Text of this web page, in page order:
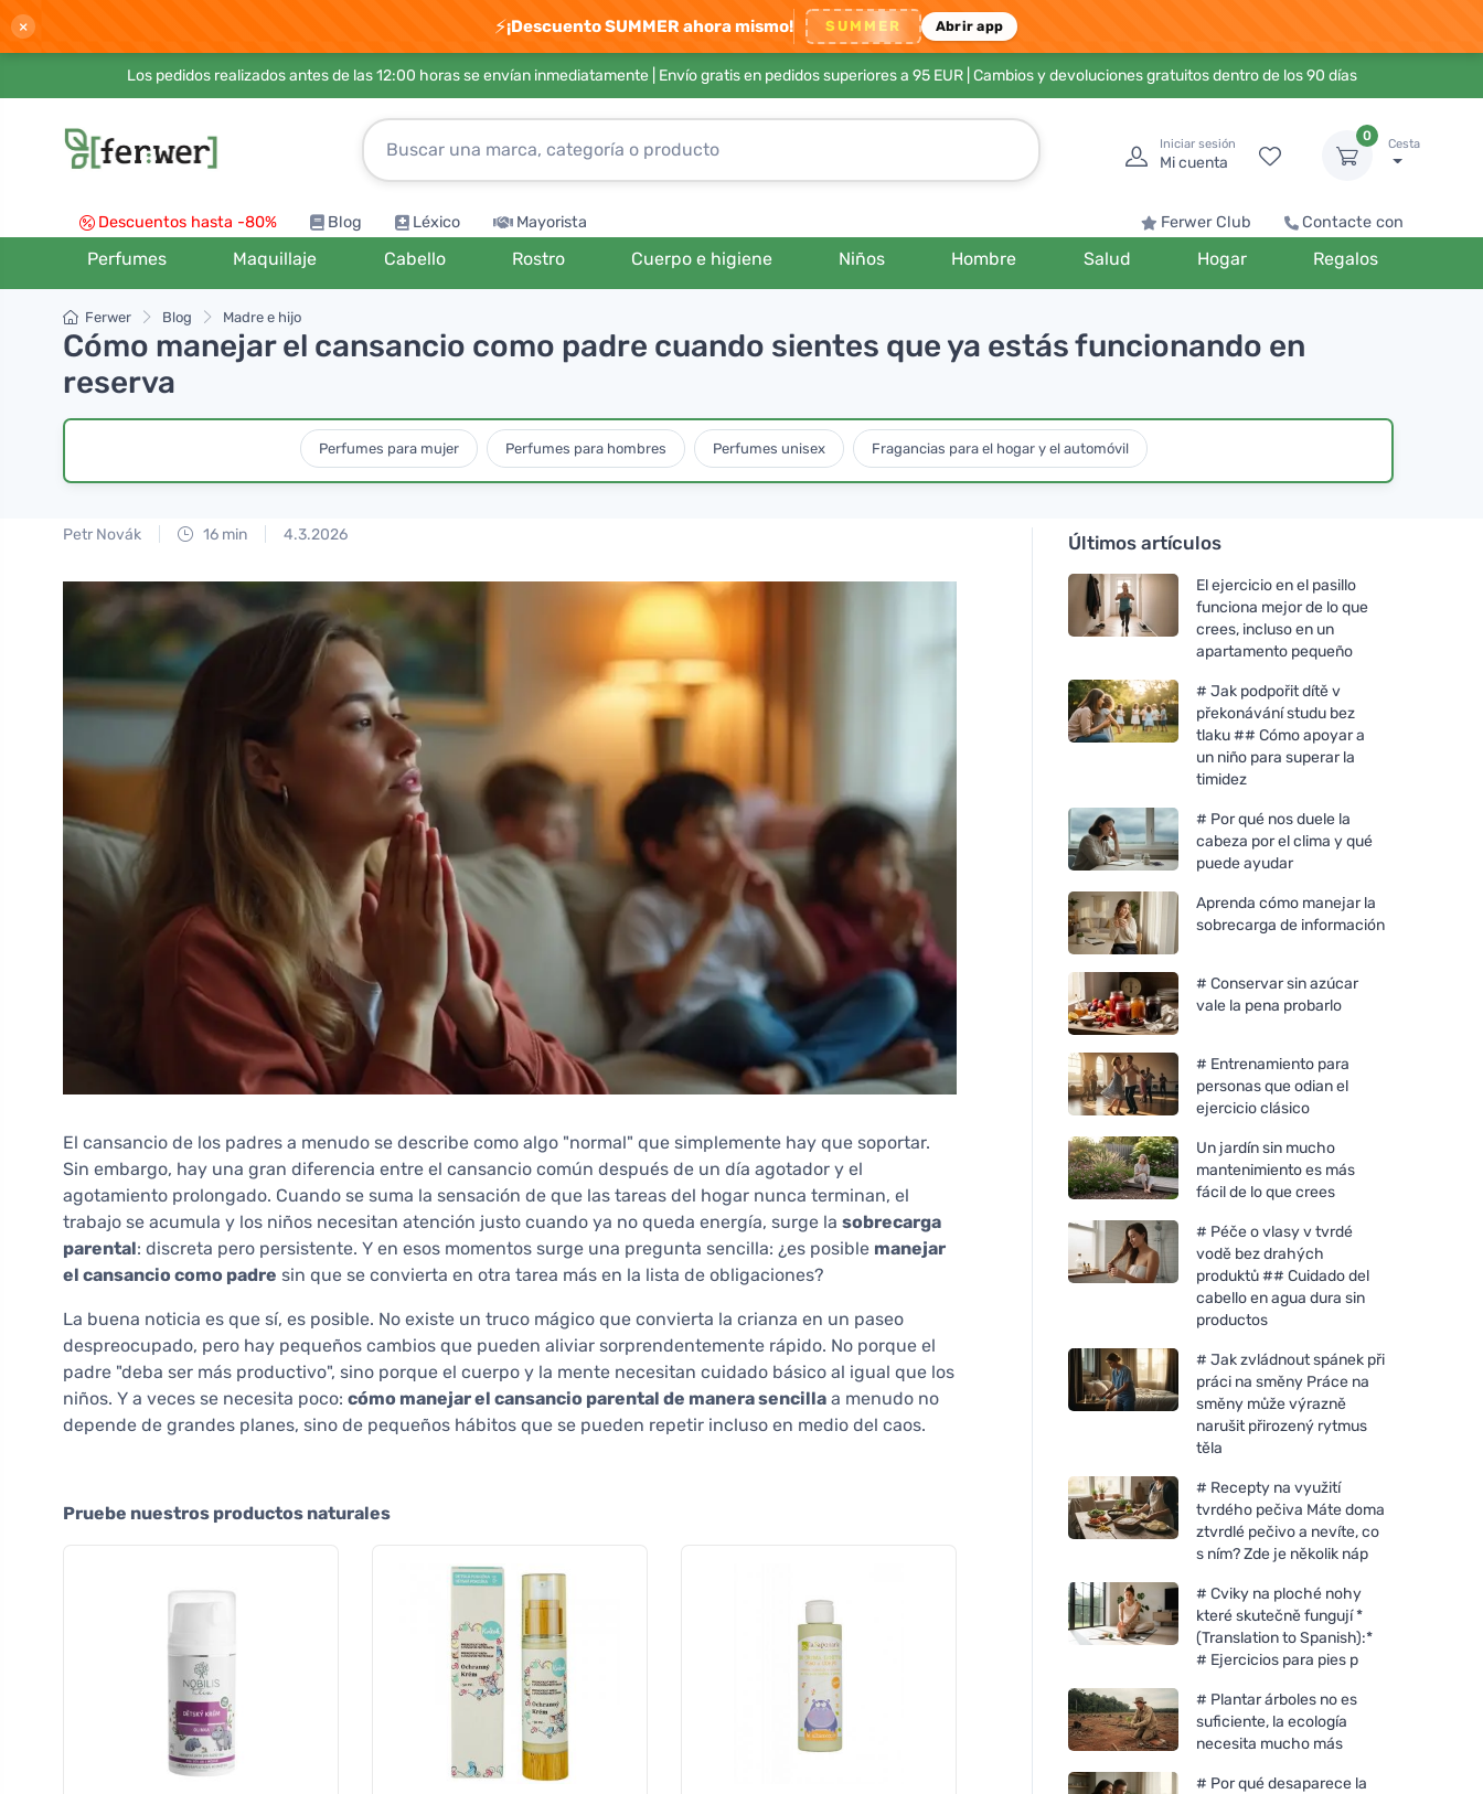
× ⚡¡Descuento SUMMER ahora mismo! SUMMER Abrir app
Los pedidos realizados antes de las 12:00 horas se envían inmediatamente | Envío gratis en pedidos superiores a 95 EUR| Cambios y devoluciones gratuitos dentro de los 90 días
Iniciar sesión
Mi cuenta
0
Cesta
Descuentos hasta -80% Blog Léxico Mayorista Ferwer Club Contacte con
Perfumes Maquillaje Cabello Rostro Cuerpo e higiene Niños Hombre Salud Hogar Regalos
Ferwer Blog Madre e hijo
Cómo manejar el cansancio como padre cuando sientes que ya estás funcionando en
reserva
Perfumes para mujer Perfumes para hombres Perfumes unisex Fragancias para el hogar y el automóvil
Petr Novák 16 min 4.3.2026
El cansancio de los padres a menudo se describe como algo "normal" que simplemente hay que soportar.
Sin embargo, hay una gran diferencia entre el cansancio común después de un día agotador y el
agotamiento prolongado. Cuando se suma la sensación de que las tareas del hogar nunca terminan, el
trabajo se acumula y los niños necesitan atención justo cuando ya no queda energía, surge la sobrecarga
parental: discreta pero persistente. Y en esos momentos surge una pregunta sencilla: ¿es posible manejar
el cansancio como padre sin que se convierta en otra tarea más en la lista de obligaciones?
La buena noticia es que sí, es posible. No existe un truco mágico que convierta la crianza en un paseo
despreocupado, pero hay pequeños cambios que pueden aliviar sorprendentemente rápido. No porque el
padre "deba ser más productivo", sino porque el cuerpo y la mente necesitan cuidado básico al igual que los
niños. Y a veces se necesita poco: cómo manejar el cansancio parental de manera sencilla a menudo no
depende de grandes planes, sino de pequeños hábitos que se pueden repetir incluso en medio del caos.
Pruebe nuestros productos naturales
Últimos artículos
El ejercicio en el pasillo
funciona mejor de lo que
crees, incluso en un
apartamento pequeño
# Jak podpořit dítě v
překonávání studu bez
tlaku ## Cómo apoyar a
un niño para superar la
timidez
# Por qué nos duele la
cabeza por el clima y qué
puede ayudar
Aprenda cómo manejar la
sobrecarga de información
# Conservar sin azúcar
vale la pena probarlo
# Entrenamiento para
personas que odian el
ejercicio clásico
Un jardín sin mucho
mantenimiento es más
fácil de lo que crees
# Péče o vlasy v tvrdé
vodě bez drahých
produktů ## Cuidado del
cabello en agua dura sin
productos
# Jak zvládnout spánek při
práci na směny Práce na
směny může výrazně
narušit přirozený rytmus
těla
# Recepty na využití
tvrdého pečiva Máte doma
ztvrdlé pečivo a nevíte, co
s ním? Zde je několik náp
# Cviky na ploché nohy
které skutečně fungují *
(Translation to Spanish):*
# Ejercicios para pies p
# Plantar árboles no es
suficiente, la ecología
necesita mucho más
# Por qué desaparece la